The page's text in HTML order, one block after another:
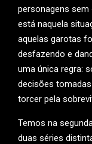
personagens
está naquela
aquelas garotas
desfazendo e
uma única regra:
decisões
torcer pela
Temos na
duas séries